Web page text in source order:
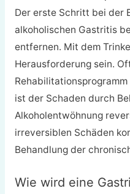
Der erste Schritt bei der
alkoholischen Gastritis
entfernen. Mit dem
Herausforderung sein.
ist der Schaden durch
Alkoholentwöhnung
irreversiblen Schäden
Behandlung der
Wie wird eine